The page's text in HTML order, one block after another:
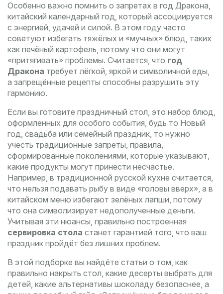
Особенно важно помнить о запретах в год Дракона,
китайский календарный год, который ассоциируется
с энергией, удачей и силой. В этом году часто
советуют избегать тяжёлых и «мучных» блюд, таких
как печёный картофель, потому что они могут
«притягивать» проблемы. Считается, что год
Дракона требует лёгкой, яркой и символичной еды,
а запрещённые рецепты способны разрушить эту
гармонию.
Если вы готовите праздничный стол, это набор блюд,
оформленных для особого события, будь то Новый
год, свадьба или семейный праздник, то нужно
учесть традиционные запреты, правила,
сформированные поколениями, которые указывают,
какие продукты могут принести несчастье.
Например, в традиционной русской кухне считается,
что нельзя подавать рыбу в виде «головы вверх», а в
китайском меню избегают зелёных лапши, потому
что она символизирует недополученные деньги.
Учитывая эти нюансы, правильно построенная
сервировка стола станет гарантией того, что ваш
праздник пройдёт без лишних проблем.
В этой подборке вы найдёте статьи о том, как
правильно накрыть стол, какие десерты выбрать для
детей, какие альтернативы шоколаду безопаснее, а